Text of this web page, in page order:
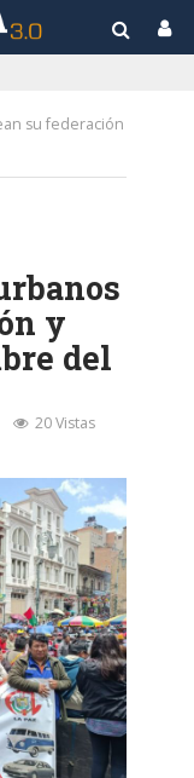
su federación
y
del
20 Vistas